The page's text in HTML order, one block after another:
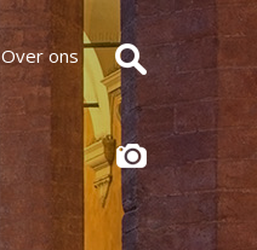
Over ons